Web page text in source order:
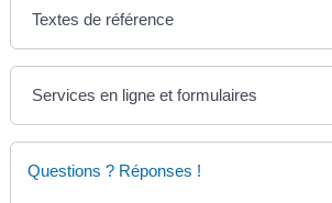
Textes de référence
Services en ligne et formulaires
Questions ? Réponses !